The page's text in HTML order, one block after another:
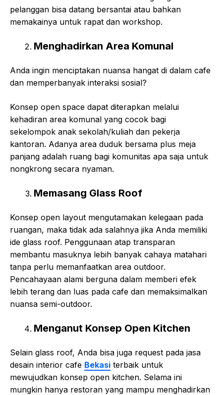
pelanggan bisa datang bersantai atau bahkan
memakainya untuk rapat dan workshop.
Menghadirkan Area Komunal
Anda ingin menciptakan nuansa hangat di dalam cafe
dan memperbanyak interaksi sosial?
Konsep open space dapat diterapkan melalui
kehadiran area komunal yang cocok bagi
sekelompok anak sekolah/kuliah dan pekerja
kantoran. Adanya area duduk bersama plus meja
panjang adalah ruang bagi komunitas apa saja untuk
nongkrong secara nyaman.
Memasang Glass Roof
Konsep open layout mengutamakan kelegaan pada
ruangan, maka tidak ada salahnya jika Anda memiliki
ide glass roof. Penggunaan atap transparan
membantu masuknya lebih banyak cahaya matahari
tanpa perlu memanfaatkan area outdoor.
Pencahayaan alami berguna dalam memberi efek
lebih terang dan luas pada cafe dan memaksimalkan
nuansa semi-outdoor.
Menganut Konsep Open Kitchen
Selain glass roof, Anda bisa juga request pada jasa
desain interior cafe Bekasi terbaik untuk
mewujudkan konsep open kitchen. Selama ini
mungkin hanya restoran yang mampu menghadirkan